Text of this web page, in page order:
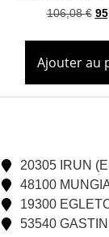
106,08€
Ajouter au
20305 IRUN
48100
19300
53540